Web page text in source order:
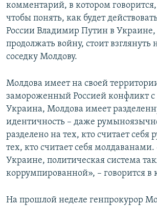
комментарий, в котором говорится,
чтобы понять, как будет
России Владимир Путин в Украине,
продолжать войну, стоит
соседку Молдову.
Молдова имеет на своей
замороженный Россией конфликт с
Украина, Молдова имеет
идентичность – даже
разделено на тех, кто считает
тех, кто считает себя
Украине, политическая система
коррумпированной», – говорится
На прошлой неделе генпрокурор